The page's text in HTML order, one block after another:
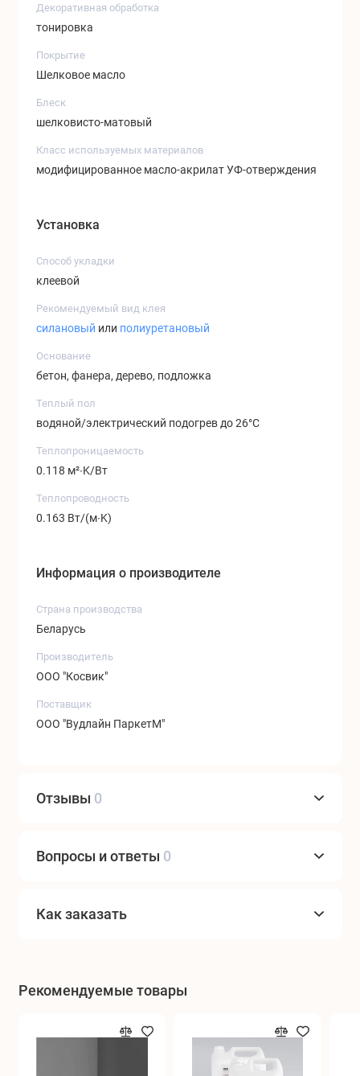
Декоративная обработка
тонировка
Покрытие
Шелковое масло
Блеск
шелковисто-матовый
Класс используемых материалов
модифицированное масло-акрилат УФ-отверждения
Установка
Способ укладки
клеевой
Рекомендуемый вид клея
силановый или полиуретановый
Основание
бетон, фанера, дерево, подложка
Теплый пол
водяной/электрический подогрев до 26°C
Теплопроницаемость
0.118 м²∙K/Вт
Теплопроводность
0.163 Вт/(м∙K)
Информация о производителе
Страна производства
Беларусь
Производитель
ООО "Косвик"
Поставщик
ООО "Вудлайн ПаркетМ"
Отзывы 0
Вопросы и ответы 0
Как заказать
Рекомендуемые товары